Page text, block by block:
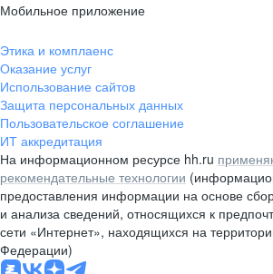
Мобильное приложение
Этика и комплаенс
Оказание услуг
Использование сайтов
Защита персональных данных
Пользовательское соглашение
ИТ аккредитация
На информационном ресурсе hh.ru
рекомендательные технологии
предоставления информации на основе
и анализа сведений, относящихся к
сети «Интернет», находящихся на
Федерации)